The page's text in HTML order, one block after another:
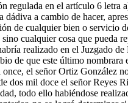
regulada en el artículo 6 letra
dádiva a cambio de hacer,
de cualquier bien o servicio
sino cualquier cosa que pueda
realizado en el Juzgado
de que este último nombrara
el señor Ortiz González
dos mil doce el señor Reyes
todo ello habiéndose